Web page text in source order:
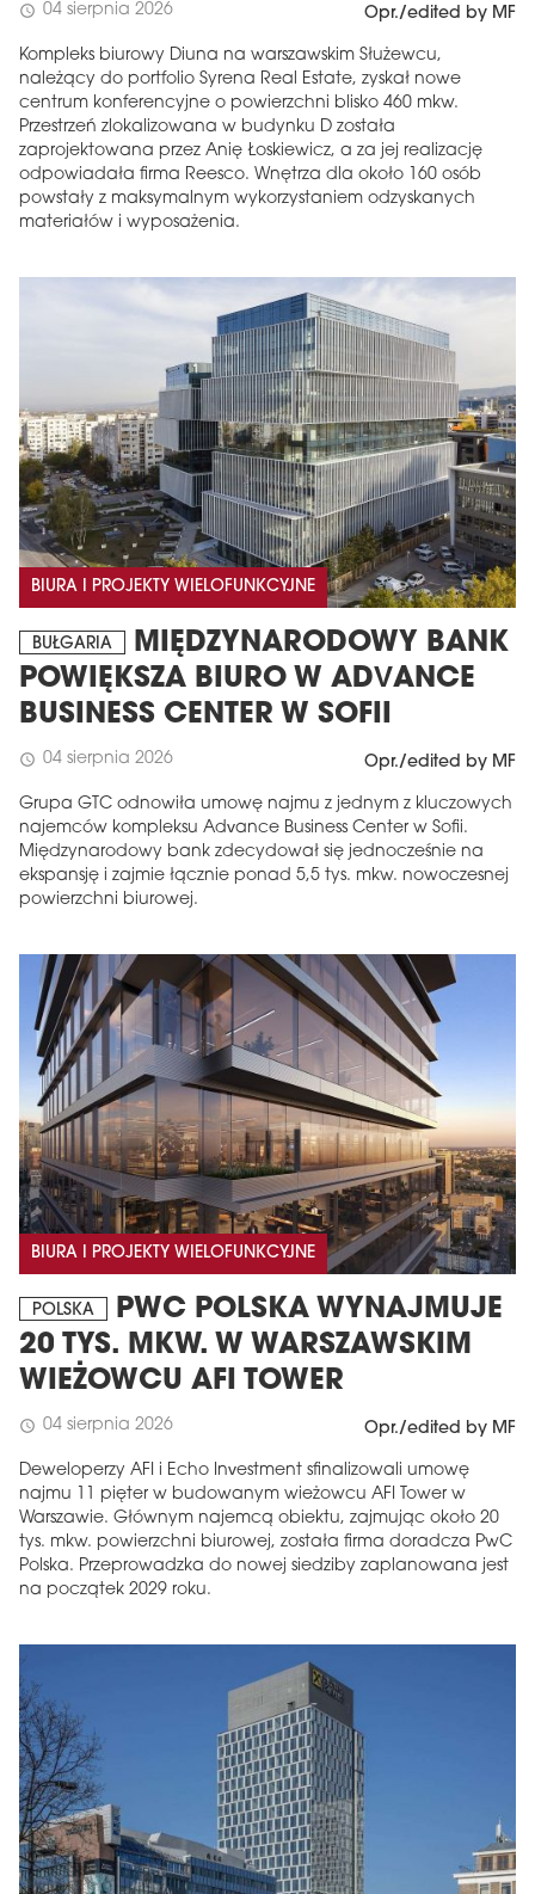
schedule 04 sierpnia 2026 Opr./edited by MF
Kompleks biurowy Diuna na warszawskim Służewcu,
należący do portfolio Syrena Real Estate, zyskał nowe
centrum konferencyjne o powierzchni blisko 460 mkw.
Przestrzeń zlokalizowana w budynku D została
zaprojektowana przez Anię Łoskiewicz, a za jej realizację
odpowiadała firma Reesco. Wnętrza dla około 160 osób
powstały z maksymalnym wykorzystaniem odzyskanych
materiałów i wyposażenia.
BIURA I PROJEKTY WIELOFUNKCYJNE
BUŁGARIA
MIĘDZYNARODOWY BANK
POWIĘKSZA BIURO W ADVANCE
BUSINESS CENTER W SOFII
schedule 04 sierpnia 2026 Opr./edited by MF
Grupa GTC odnowiła umowę najmu z jednym z kluczowych
najemców kompleksu Advance Business Center w Sofii.
Międzynarodowy bank zdecydował się jednocześnie na
ekspansję i zajmie łącznie ponad 5,5 tys. mkw. nowoczesnej
powierzchni biurowej.
BIURA I PROJEKTY WIELOFUNKCYJNE
POLSKA
PWC POLSKA WYNAJMUJE
20 TYS. MKW. W WARSZAWSKIM
WIEŻOWCU AFI TOWER
schedule 04 sierpnia 2026 Opr./edited by MF
Deweloperzy AFI i Echo Investment sfinalizowali umowę
najmu 11 pięter w budowanym wieżowcu AFI Tower w
Warszawie. Głównym najemcą obiektu, zajmując około 20
tys. mkw. powierzchni biurowej, została firma doradcza PwC
Polska. Przeprowadzka do nowej siedziby zaplanowana jest
na początek 2029 roku.